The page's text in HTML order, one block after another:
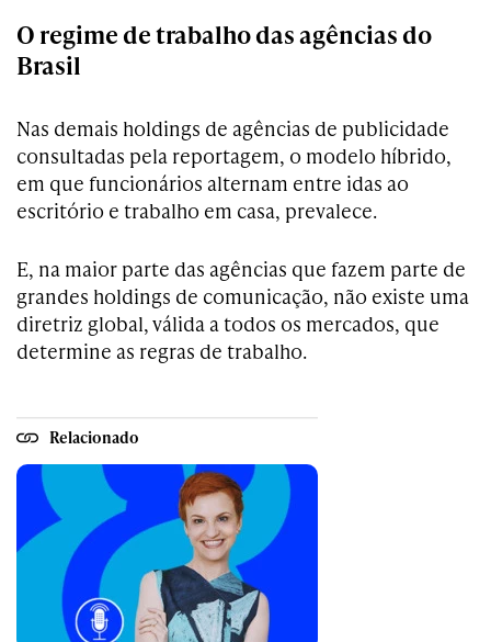
O regime de trabalho das agências do
Brasil
Nas demais holdings de agências de publicidade
consultadas pela reportagem, o modelo híbrido,
em que funcionários alternam entre idas ao
escritório e trabalho em casa, prevalece.
E, na maior parte das agências que fazem parte de
grandes holdings de comunicação, não existe uma
diretriz global, válida a todos os mercados, que
determine as regras de trabalho.
Relacionado